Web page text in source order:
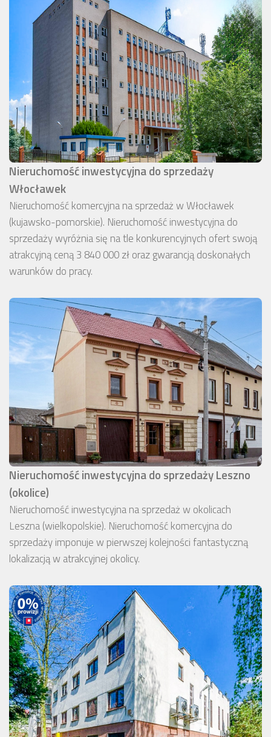
Nieruchomość inwestycyjna do sprzedaży
Włocławek
Nieruchomość komercyjna na sprzedaż w Włocławek
(kujawsko-pomorskie). Nieruchomość inwestycyjna do
sprzedaży wyróżnia się na tle konkurencyjnych ofert swoją
atrakcyjną ceną 3 840 000 zł oraz gwarancją doskonałych
warunków do pracy.
Nieruchomość inwestycyjna do sprzedaży Leszno
(okolice)
Nieruchomość inwestycyjna na sprzedaż w okolicach
Leszna (wielkopolskie). Nieruchomość komercyjna do
sprzedaży imponuje w pierwszej kolejności fantastyczną
lokalizacją w atrakcyjnej okolicy.